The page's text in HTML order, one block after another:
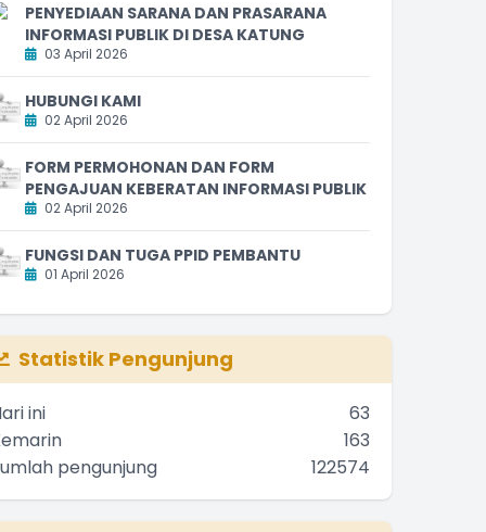
PENYEDIAAN SARANA DAN PRASARANA
INFORMASI PUBLIK DI DESA KATUNG
03 April 2026
HUBUNGI KAMI
02 April 2026
FORM PERMOHONAN DAN FORM
PENGAJUAN KEBERATAN INFORMASI PUBLIK
02 April 2026
FUNGSI DAN TUGA PPID PEMBANTU
01 April 2026
Statistik Pengunjung
ini
63
163
pengunjung
122574